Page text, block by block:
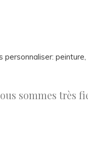
sommes très